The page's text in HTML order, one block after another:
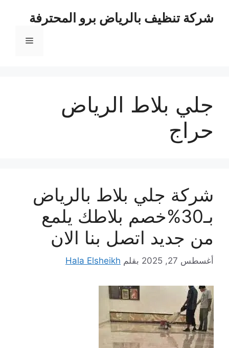
شركة تنظيف بالرياض برو المحترفة
القائمة
جلي بلاط الرياض
حراج
شركة جلي بلاط بالرياض
بـ30%خصم بلاطك يلمع
من جديد اتصل بنا الان
أغسطس 27, 2025 بقلم Hala Elsheikh